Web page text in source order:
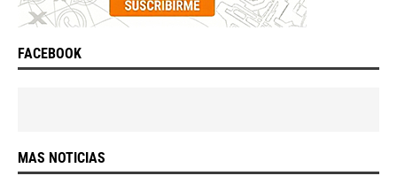
FACEBOOK
MAS NOTICIAS